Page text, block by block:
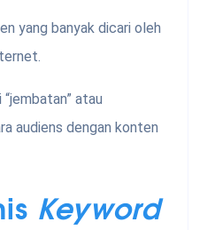
yang banyak dicari oleh
atau
audiens dengan konten
Keyword